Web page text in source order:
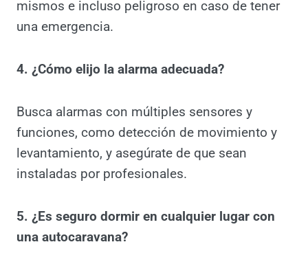
tomar medidas rápidamente.
adicionales?
Pueden ser efectivas, pero también pueden
convertirse en un engorro para nosotros
mismos e incluso peligroso en caso de tener
una emergencia.
4. ¿Cómo elijo la alarma adecuada?